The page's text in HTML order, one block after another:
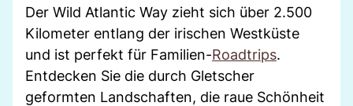
Der Wild Atlantic Way zieht sich über 2.500
Kilometer entlang der irischen Westküste
und ist perfekt für Familien-Roadtrips.
Entdecken Sie die durch Gletscher
geformten Landschaften, die raue Schönheit